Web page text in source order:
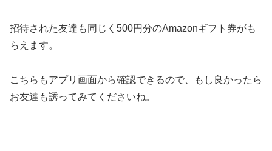
招待された友達も同じく500円分のAmazonギフト券がも
らえます。
こちらもアプリ画面から確認できるので、もし良かったら
お友達も誘ってみてくださいね。